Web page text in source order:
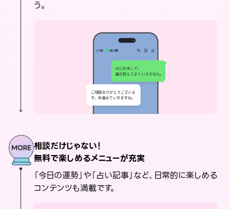
う。
相談だけじゃない！
無料で楽しめるメニューが充実
「今日の運勢」や「占い記事」など、日常的に楽しめる
コンテンツも満載です。